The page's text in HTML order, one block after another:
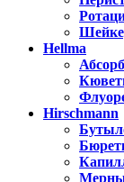
Hellma
Hirschmann